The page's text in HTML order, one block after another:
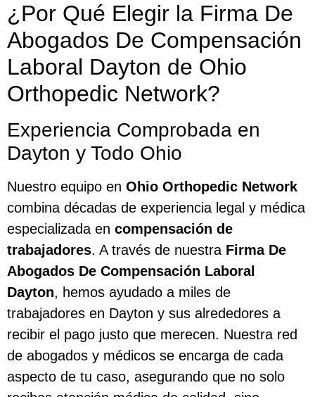
¿Por Qué Elegir la Firma De
Abogados De Compensación
Laboral Dayton de Ohio
Orthopedic Network?
Experiencia Comprobada en
Dayton y Todo Ohio
Nuestro equipo en Ohio Orthopedic Network
combina décadas de experiencia legal y médica
especializada en compensación de
trabajadores. A través de nuestra Firma De
Abogados De Compensación Laboral
Dayton, hemos ayudado a miles de
trabajadores en Dayton y sus alrededores a
recibir el pago justo que merecen. Nuestra red
de abogados y médicos se encarga de cada
aspecto de tu caso, asegurando que no solo